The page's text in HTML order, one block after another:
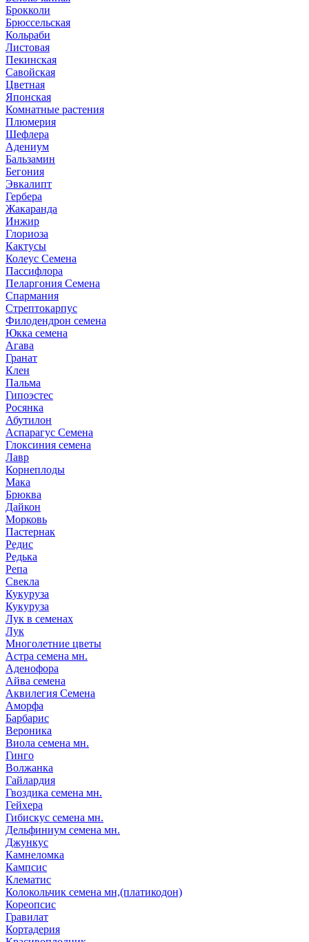
Брокколи
Брюссельская
Кольраби
Листовая
Пекинская
Савойская
Цветная
Японская
Комнатные растения
Плюмерия
Шефлера
Адениум
Бальзамин
Бегония
Эвкалипт
Гербера
Жакаранда
Инжир
Глориоза
Кактусы
Колеус Семена
Пассифлора
Пеларгония Семена
Спармания
Стрептокарпус
Филодендрон семена
Юкка семена
Агава
Гранат
Клен
Пальма
Гипоэстес
Росянка
Абутилон
Аспарагус Семена
Глоксиния семена
Лавр
Корнеплоды
Мака
Брюква
Дайкон
Морковь
Пастернак
Редис
Редька
Репа
Свекла
Кукуруза
Кукуруза
Лук в семенах
Лук
Многолетние цветы
Астра семена мн.
Аденофора
Айва семена
Аквилегия Семена
Аморфа
Барбарис
Вероника
Виола семена мн.
Гинго
Волжанка
Гайлардия
Гвоздика семена мн.
Гейхера
Гибискус семена мн.
Дельфиниум семена мн.
Джункус
Камнеломка
Кампсис
Клематис
Колокольчик семена мн,(платикодон)
Кореопсис
Гравилат
Кортадерия